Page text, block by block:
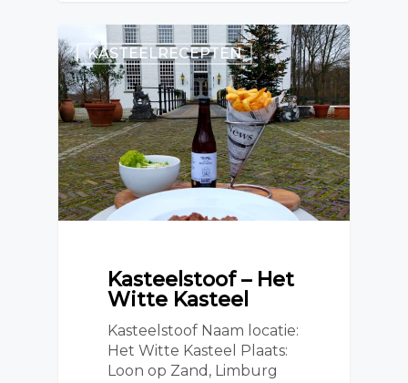
KASTEELRECEPTEN
Kasteelstoof – Het
Witte Kasteel
Kasteelstoof Naam locatie:
Het Witte Kasteel Plaats:
Loon op Zand, Limburg